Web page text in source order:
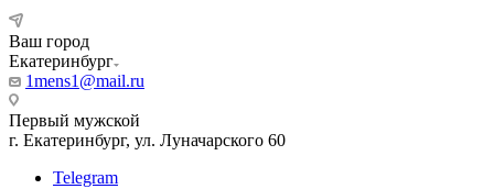
Ваш город
Екатеринбург
1mens1@mail.ru
Первый мужской
г. Екатеринбург, ул. Луначарского 60
Telegram